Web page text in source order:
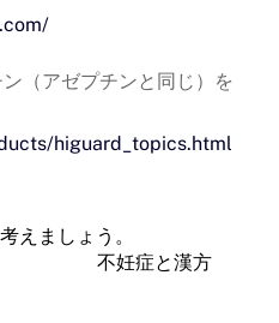
（アゼプチンと同じ）を
higuard_topics.html
えましょう。
不妊症と漢方